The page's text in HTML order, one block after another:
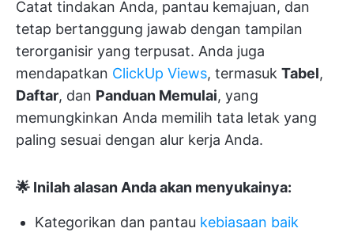
Catat tindakan Anda, pantau kemajuan, dan
tetap bertanggung jawab dengan tampilan
terorganisir yang terpusat. Anda juga
mendapatkan ClickUp Views, termasuk Tabel,
Daftar, dan Panduan Memulai, yang
memungkinkan Anda memilih tata letak yang
paling sesuai dengan alur kerja Anda.
🌟 Inilah alasan Anda akan menyukainya:
Kategorikan dan pantau kebiasaan baik